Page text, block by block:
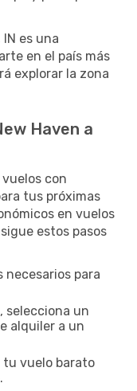
es una
en el país más
explorar la zona
Haven a
con
tus próximas
en vuelos
estos pasos
necesarios para
selecciona un
alquiler a un
tu vuelo barato